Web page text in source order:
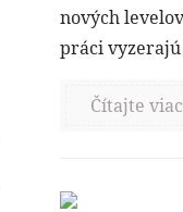
nových
práci
Čítajte